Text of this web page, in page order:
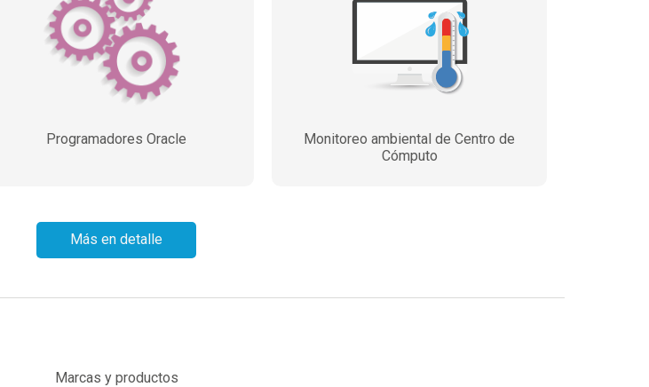
Programadores Oracle
Monitoreo ambiental de Centro de
Cómputo
Más en detalle
Marcas y productos